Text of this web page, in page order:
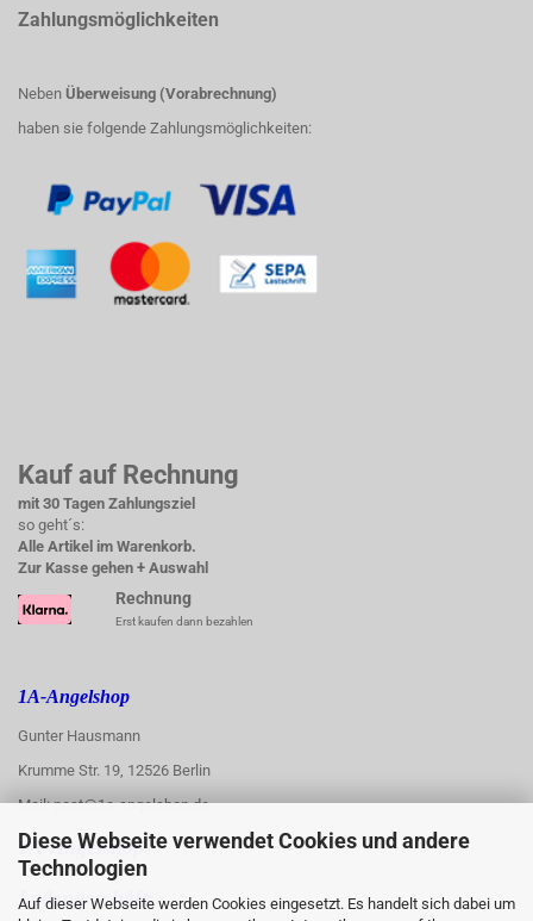
Diese Webseite verwendet Cookies und andere
Technologien
Auf dieser Webseite werden Cookies eingesetzt. Es handelt sich dabei um
Zahlungsmöglichkeiten
Neben Überweisung (Vorabrechnung)
haben sie folgende Zahlungsmöglichkeiten:
Kauf auf Rechnung
mit 30 Tagen Zahlungsziel
so geht´s:
Alle Artikel im Warenkorb.
Zur Kasse gehen + Auswahl
Rechnung
Erst kaufen dann bezahlen
1A-Angelshop
Gunter Hausmann
Krumme Str. 19, 12526 Berlin
Mail: post@1a-angelshop.de
1A-Angelshop-
Ladengeschäft: :